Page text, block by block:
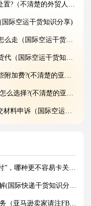
不清楚的外贸人看过来）
际空运干货知识分享)
国际空运干货知识分享）
际空运干货知识分享）
清楚的亚马逊卖家看过来)
清楚的亚马逊卖家看过来)
国际空运干货知识分享）
国际空运干货知识分享)
（国际空运干货知识分享）
际空运干货知识分享）
国际空运干货知识分享）
卡关（国际快递干货知识分享）
国际快递干货知识分享)
逊卖家请注FBA入仓规则）